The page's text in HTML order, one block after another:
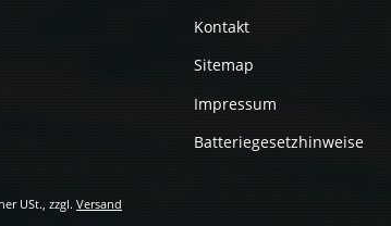
Kontakt
Sitemap
Impressum
Batteriegesetzhinweise
USt., zzgl. Versand